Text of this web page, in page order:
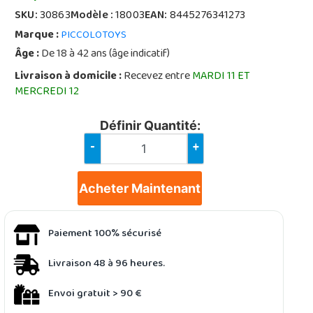
SKU:30863Modèle :18003EAN:8445276341273
Marque :PICCOLOTOYS
Âge :De 18 à 42 ans (âge indicatif)
Livraison à domicile :Recevez entreMARDI 11 ET
MERCREDI 12
Définir Quantité:
- +
Acheter Maintenant
Paiement 100% sécurisé
Livraison 48 à 96 heures.
Envoi gratuit > 90 €